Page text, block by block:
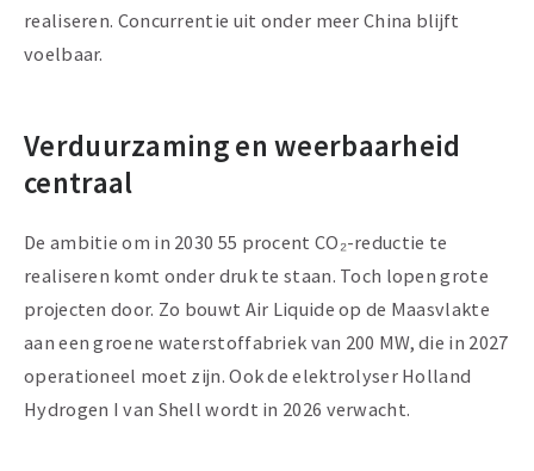
realiseren. Concurrentie uit onder meer China blijft
voelbaar.
Verduurzaming en weerbaarheid
centraal
De ambitie om in 2030 55 procent CO₂-reductie te
realiseren komt onder druk te staan. Toch lopen grote
projecten door. Zo bouwt Air Liquide op de Maasvlakte
aan een groene waterstoffabriek van 200 MW, die in 2027
operationeel moet zijn. Ook de elektrolyser Holland
Hydrogen I van Shell wordt in 2026 verwacht.